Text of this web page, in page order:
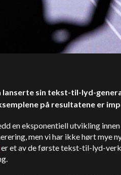
lanserte sin tekst-til-lyd-
på resultatene er
en eksponentiell utvikling
men vi har ikke hørt mye
er et av de første tekst-til-lyd-